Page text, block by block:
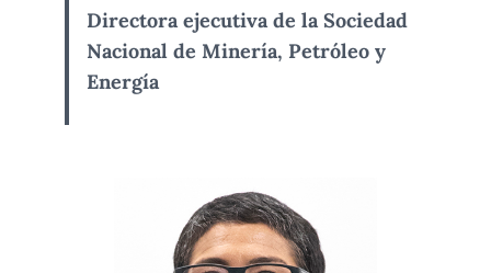
Directora ejecutiva de la Sociedad
Nacional de Minería, Petróleo y
Energía